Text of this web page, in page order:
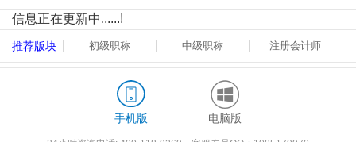
信息正在更新中......!
推荐版块 初级职称 中级职称 注册会计师
手机版 电脑版